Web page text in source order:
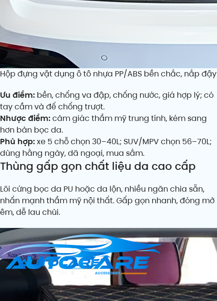
Hộp đựng vật dụng ô tô nhựa PP/ABS bền chắc, nắp
Ưu điểm: bền, chống va đập, chống nước, giá hợp lý; có
tay cầm và đế chống trượt.
Nhược điểm:cảm giác thẩm mỹ trung tính, kém sang
hơn bản bọc da.
Phù hợp:xe 5 chỗ chọn 30–40L; SUV/MPV chọn 56–70L;
dùng hằng ngày, dã ngoại, mua sắm.
Thùng gấp gọn chất liệu da cao cấp
Lõi cứng bọc da PU hoặc da lộn, nhiều ngăn chia sẵn,
nhấn mạnh thẩm mỹ nội thất. Gấp gọn nhanh, đóng mở
êm, dễ lau chùi.